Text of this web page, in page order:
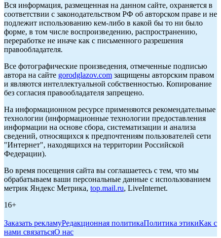
Вся информация, размещенная на данном сайте, охраняется в
соответствии с законодательством РФ об авторском праве и не
подлежит использованию кем-либо в какой бы то ни было
форме, в том числе воспроизведению, распространению,
переработке не иначе как с письменного разрешения
правообладателя.
Все фотографические произведения, отмеченные подписью
автора на сайте gorodglazov.com защищены авторским правом
и являются интеллектуальной собственностью. Копирование
без согласия правообладателя запрещено.
На информационном ресурсе применяются рекомендательные
технологии (информационные технологии предоставления
информации на основе сбора, систематизации и анализа
сведений, относящихся к предпочтениям пользователей сети
"Интернет", находящихся на территории Российской
Федерации).
Во время посещения сайта вы соглашаетесь с тем, что мы
обрабатываем ваши персональные данные с использованием
метрик Яндекс Метрика, top.mail.ru, LiveInternet.
16+
Заказать рекламуРедакционная политикаПолитика этикиКак с
нами связатьсяО нас